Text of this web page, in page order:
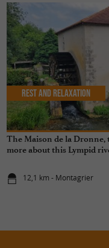
The Maison de la Dronne,
more about this Lympid
12,1 km - Montagrier
Rest and relaxation